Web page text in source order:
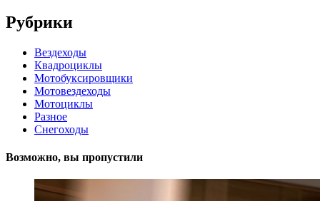
Рубрики
Вездеходы
Квадроциклы
Мотобуксировщики
Мотовездеходы
Мотоциклы
Разное
Снегоходы
Возможно, вы пропустили